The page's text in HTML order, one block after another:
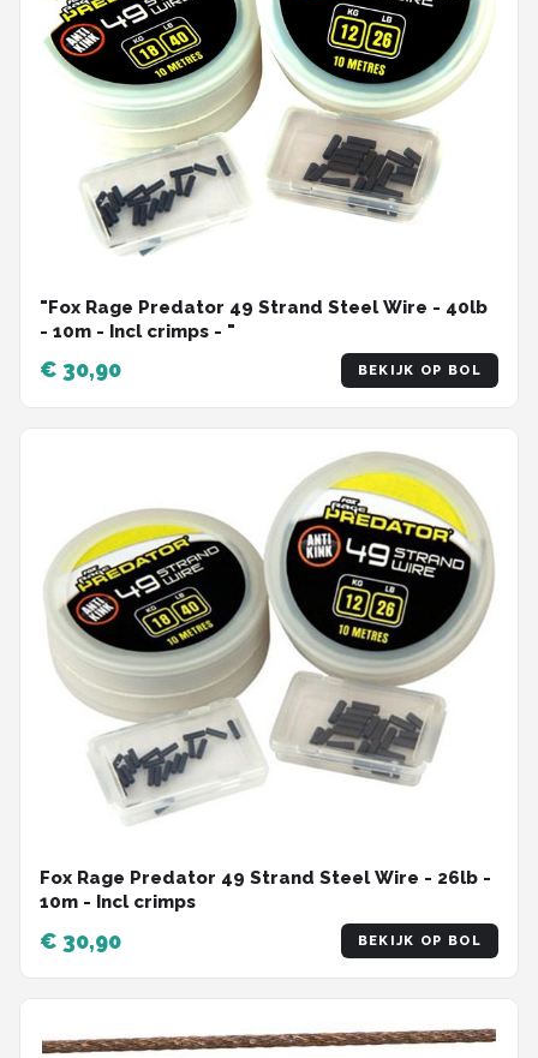
"Fox Rage Predator 49 Strand Steel Wire - 40lb
- 10m - Incl crimps - "
€ 30,90 BEKIJK OP BOL
Fox Rage Predator 49 Strand Steel Wire - 26lb -
10m - Incl crimps
€ 30,90 BEKIJK OP BOL